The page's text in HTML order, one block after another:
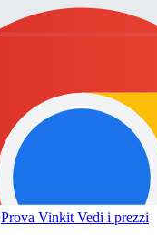
Prova Vinkit Vedi i prezzi